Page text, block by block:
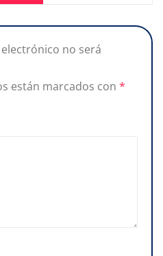
no será
están marcados con *